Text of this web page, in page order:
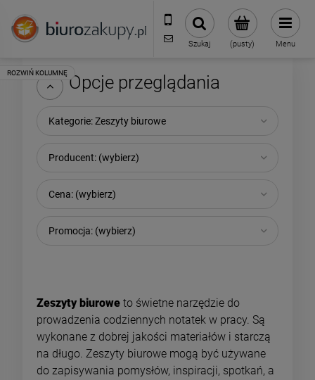
32 70 50 250
sklep@biurozakupy.pl
(pusty)
Szukaj Menu
Opcje przeglądania
Kategorie: Zeszyty biurowe
Producent: (wybierz)
Cena: (wybierz)
Promocja: (wybierz)
Zeszyty biurowe to świetne narzędzie do
prowadzenia codziennych notatek w pracy. Są
wykonane z dobrej jakości materiałów i starczą
na długo. Zeszyty biurowe mogą być używane
do zapisywania pomysłów, inspiracji, spotkań, a